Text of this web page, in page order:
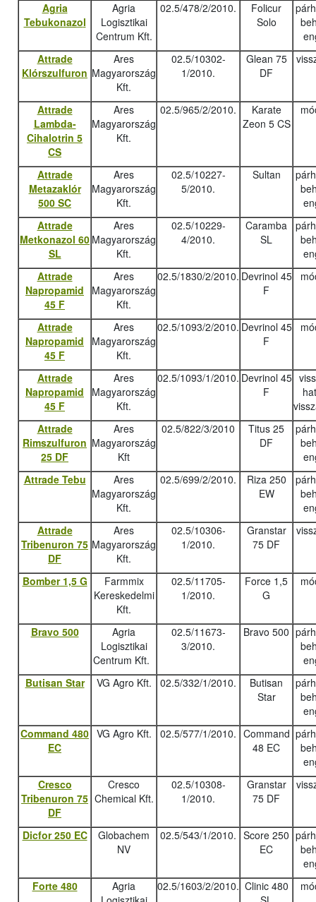
Agria
Tebukonazol
Agria
Logisztikai
Centrum Kft.
02.5/478/2/2010.
Folicur
Solo
Attrade
Klórszulfuron
Ares
Magyarország
Kft.
02.5/10302-
1/2010.
Glean 75
DF
Attrade
Lambda-
Cihalotrin 5
CS
Ares
Magyarország
Kft.
02.5/965/2/2010.
Karate
Zeon 5 CS
Attrade
Metazaklór
500 SC
Ares
Magyarország
Kft.
02.5/10227-
5/2010.
Sultan
Attrade
Metkonazol 60
SL
Ares
Magyarország
Kft.
02.5/10229-
4/2010.
Caramba
SL
Attrade
Napropamid
45 F
Ares
Magyarország
Kft.
02.5/1830/2/2010. Devrinol 45
F
Attrade
Napropamid
45 F
Ares
Magyarország
Kft.
02.5/1093/2/2010. Devrinol 45
F
Attrade
Napropamid
45 F
Ares
Magyarország
Kft.
02.5/1093/1/2010. Devrinol 45
F
Attrade
Rimszulfuron
25 DF
Ares
Magyarország
Kft
02.5/822/3/2010
Titus 25
DF
Attrade Tebu
Ares
Magyarország
Kft.
02.5/699/2/2010.
Riza 250
EW
Attrade
Tribenuron 75
DF
Ares
Magyarország
Kft.
02.5/10306-
1/2010.
Granstar
75 DF
Bomber 1,5 G
Farmmix
Kereskedelmi
Kft.
02.5/11705-
1/2010.
Force 1,5
G
Bravo 500
Agria
Logisztikai
Centrum Kft.
02.5/11673-
3/2010.
Bravo 500
Butisan Star
VG Agro Kft. 02.5/332/1/2010.
Butisan
Star
Command 480
EC
VG Agro Kft. 02.5/577/1/2010. Command
48 EC
Cresco
Tribenuron 75
DF
Cresco
Chemical Kft.
02.5/10308-
1/2010.
Granstar
75 DF
Dicfor 250 EC
Globachem
NV
02.5/543/1/2010. Score 250
EC
Forte 480
Agria
02.5/1603/2/2010. Clinic 480